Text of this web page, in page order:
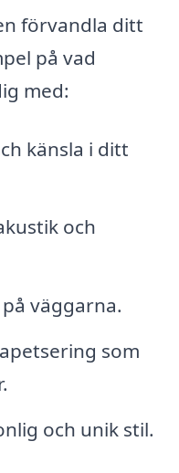
förvandla ditt
på vad
med:
känsla i ditt
och
väggarna.
som
och unik stil.